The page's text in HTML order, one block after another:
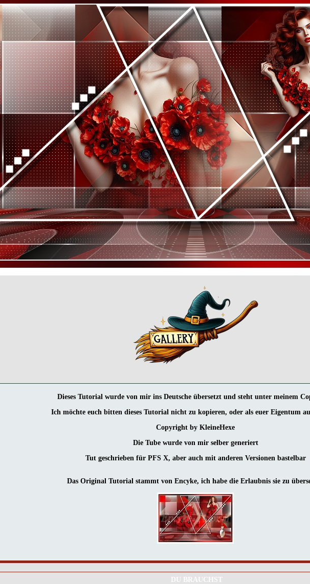
Dieses Tutorial wurde von mir ins Deutsche übersetzt und steht unter meinem
Ich möchte euch bitten dieses Tutorial nicht zu kopieren, oder als euer Eigentum
Copyright by KleineHexe
Die Tube wurde von mir selber generiert
Tut geschrieben für PFS X, aber auch mit anderen Versionen bastelbar
Das Original Tutorial stammt von Encyke, ich habe die Erlaubnis sie zu
DU BRAUCHST